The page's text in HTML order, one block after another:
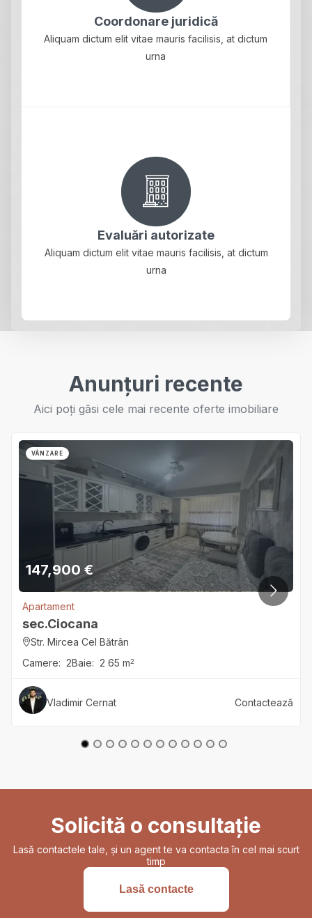
Coordonare juridică
Aliquam dictum elit vitae mauris facilisis, at dictum
urna
Evaluări autorizate
Aliquam dictum elit vitae mauris facilisis, at dictum
urna
Anunțuri recente
Aici poți găsi cele mai recente oferte imobiliare
VÂNZARE
147,900 €
Apartament
sec.Ciocana
Str. Mircea Cel Bătrân
Camere: 2Baie: 2 65 m2
Vladimir Cernat Contactează
Solicită o consultație
Lasă contactele tale, și un agent te va contacta în cel mai scurt
timp
Lasă contacte